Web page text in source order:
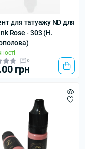
для татуажу ND для
Rose - 303 (Н.
0
грн